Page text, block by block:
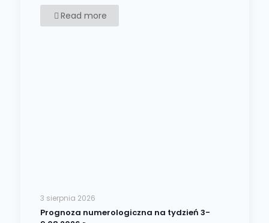
Read more
3 sierpnia 2026
Prognoza numerologiczna na tydzień 3-